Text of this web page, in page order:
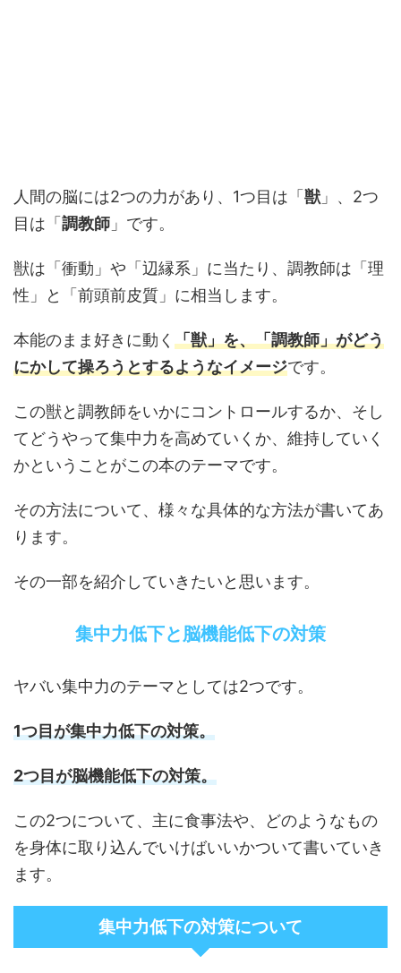
人間の脳には2つの力があり、1つ目は「獣 」、2つ
目は「調教師 」です。
獣は「衝動」や「辺縁系」に当たり、調教師は「理
性」と「前頭前皮質」に相当します。
本能のまま好きに動く 「獣」を、「調教師」がどう
にかして操ろうとするようなイメージです。
この獣と調教師をいかにコントロールするか、そし
てどうやって集中力を高めていくか、維持していく
かということがこの本のテーマです。
その方法について、様々な具体的な方法が書いてあ
ります。
その一部を紹介していきたいと思います。
集中力低下と脳機能低下の対策
ヤバい集中力のテーマとしては2つです。
1つ目が集中力低下の対策。
2つ目が脳機能低下の対策。
この2つについて、主に食事法や、どのようなもの
を身体に取り込んでいけばいいかついて書いていき
ます。
集中力低下の対策について